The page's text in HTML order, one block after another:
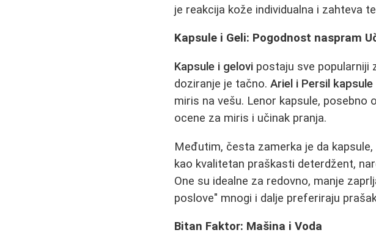
je reakcija kože individualna i zahteva
Kapsule i Geli: Pogodnost naspram
Kapsule i gelovi postaju sve popularniji
doziranje je tačno.Ariel i Persil kapsule
miris na vešu. Lenor kapsule, posebno
ocene za miris i učinak pranja.
Međutim, česta zamerka je da
kao kvalitetan praškasti deterdžent,
One su idealne za redovno, manje
poslove" mnogi i dalje preferiraju
Bitan Faktor: Mašina i Voda